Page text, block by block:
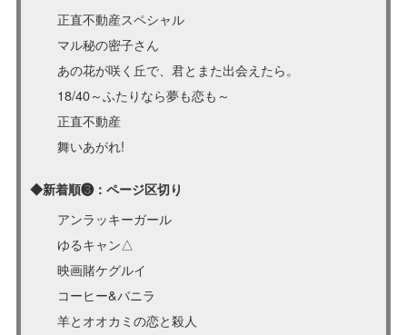
正直不動産スペシャル
マル秘の密子さん
あの花が咲く丘で、君とまた出会えたら。
18/40～ふたりなら夢も恋も～
正直不動産
舞いあがれ!
◆新着順❸：ページ区切り
アンラッキーガール
ゆるキャン△
映画賭ケグルイ
コーヒー&バニラ
羊とオオカミの恋と殺人